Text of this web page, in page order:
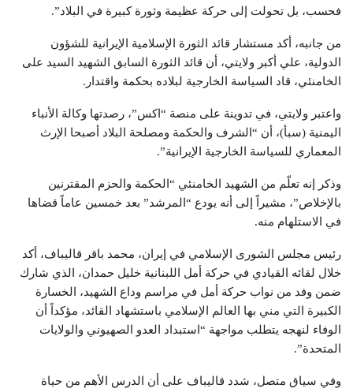
فحسب، بل تحولت إلى حركة عظيمة وثورة كبيرة في البلاد”.
من جانبه، أكد مستشار قائد الثورة الإسلامية الإيرانية للشؤون
الدولية، علي أكبر ولايتي، أن قائد الثورة السابق الشهيد السيد على
الخامنئي، قاد السياسة الخارجية لبلاده بحكمة واقتدار.
واعتبر ولايتي، في تدوينة على منصة “اكس”، رصدتها وكالة الأنباء
اليمنية (سبأ)، أن “الشرف والحكمة ومصلحة البلاد أصبحا الإرث
المعماري للسياسة الخارجية الإيرانية”.
وذكر إنه تعلّم من الشهيد الخامنئي “الحكمة والحزم المقترنين
بالإخلاص”، مشيراً إلى أنه يودع “المرشد” بعد خمسين عاماً قضاها
في الاستلهام منه.
رئيس مجلس الشورى الإسلامي في إيران، محمد باقر قاليباف، أكد
خلال لقائه القيادي في حركة أمل اللبنانية خليل حمدان، الذي شارك
ضمن وفد من نواب حركة أمل في مراسم وداع الشهيد، الخسارة
الكبيرة التي مني بها العالم الإسلامي باستشهاد القائد، مؤكداً أن
الوفاء لنهجه يتطلب مواجهة “استبداد العدو الصهيوني والولايات
المتحدة”.
وفي سياق متصل، شدد قاليباف على أن الدرس الأهم من حياة